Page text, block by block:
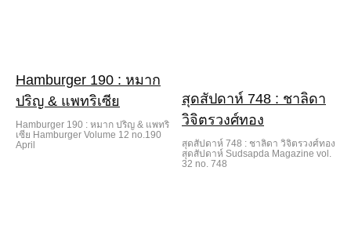
Hamburger 190 : หมาก
ปริญ & แพทริเซีย
Hamburger 190 : หมาก ปริญ & แพทริ
เซีย Hamburger Volume 12 no.190
April
สุดสัปดาห์ 748 : ชาลิดา
วิจิตรวงศ์ทอง
สุดสัปดาห์ 748 : ชาลิดา วิจิตรวงศ์ทอง
สุดสัปดาห์ Sudsapda Magazine vol.
32 no. 748